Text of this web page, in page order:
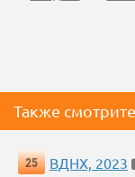
Также
25 ВДНХ, 2023